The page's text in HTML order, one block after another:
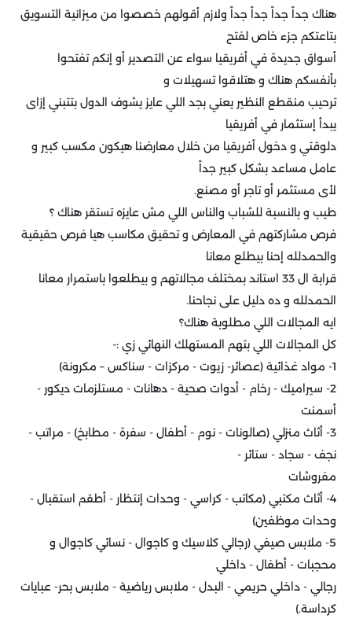
هناك جداً جداً جداً جداً ولازم أقولهم خصصوا من ميزانية التسويق
بتاعتكم جزء خاص لفتح
أسواق جديدة في أفريقيا سواء عن التصدير أو إنكم تفتحوا
بأنفسكم هناك و هتلاقوا تسهيلات و
ترحيب منقطع النظير يعني بجد اللي عايز يشوف الدول بتتبني إزاى
يبدأ إستثمار في أفريقيا
دلوقتي و دخول أفريقيا من خلال معارضنا هيكون مكسب كبير و
عامل مساعد بشكل كبير جداً
لأى مستثمر أو تاجر أو مصنع.
طيب و بالنسبة للشباب والناس اللي مش عايزه تستقر هناك ؟
فرص مشاركتهم في المعارض و تحقيق مكاسب هيا فرص حقيقية
والحمدلله إحنا بيطلع معانا
قرابة ال 33 استاند بمختلف مجالاتهم و بيطلعوا باستمرار معانا
الحمدلله و ده دليل على نجاحنا.
ايه المجالات اللي مطلوبة هناك؟
كل المجالات اللي بتهم المستهلك النهائي زي :-
1- مواد غذائية (عصائر- زيوت - مركزات - سناكس – مكرونة)
2- سيراميك - رخام - أدوات صحية - دهانات - مستلزمات ديكور -
أسمنت
3- أثاث منزلي (صالونات - نوم - أطفال - سفرة - مطابخ) - مراتب -
نجف - سجاد - ستائر -
مفروشات
4- أثاث مكتبي (مكاتب - كراسي - وحدات إنتظار - أطقم استقبال -
وحدات موظفين)
5- ملابس صيفي (رجالي كلاسيك و كاجوال - نسائي كاجوال و
محجبات - أطفال - داخلي
رجالي - داخلي حريمي - البدل - ملابس رياضية - ملابس بحر- عبايات
كرداسة.)